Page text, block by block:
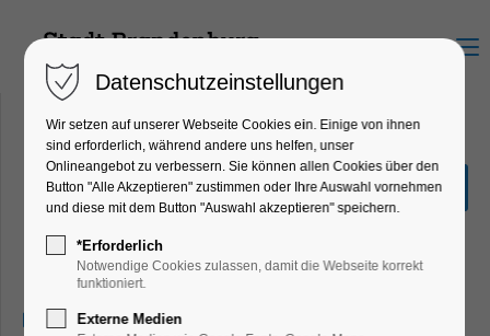
Menu
Ausflug zum Spargelhof in
Klaistow
Ferienkalender, Kinder, Jugend, Mitmach-
Aktion
05.08.2025, 09:00–17:00
Datenschutzeinstellungen
Wir setzen auf unserer Webseite Cookies ein. Einige von ihnen
sind erforderlich, während andere uns helfen, unser
Onlineangebot zu verbessern. Sie können allen Cookies über den
Button "Alle Akzeptieren" zustimmen oder Ihre Auswahl vornehmen
und diese mit dem Button "Auswahl akzeptieren" speichern.
*Erforderlich
Notwendige Cookies zulassen, damit die Webseite korrekt
funktioniert.
Externe Medien